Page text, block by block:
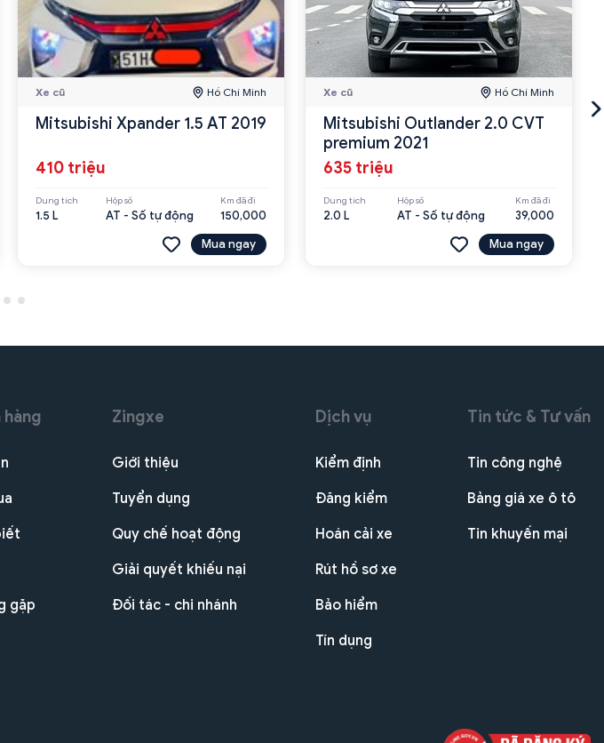
Xe cũ Hồ Chí Minh
Mitsubishi Xpander 1.5 AT 2019
410 triệu
Dung tích
1.5 L
Hộp số
AT - Số tự động
Km đã đi
150,000
Mua ngay
Xe cũ Hồ Chí Minh
Mitsubishi Outlander 2.0 CVT
premium 2021
635 triệu
Dung tích
2.0 L
Hộp số
AT - Số tự động
Km đã đi
39,000
Mua ngay
gặp
Zingxe
Giới thiệu
Tuyển dụng
Quy chế hoạt động
Giải quyết khiếu nại
Đối tác - chi nhánh
Dịch vụ
Kiểm định
Đăng kiểm
Hoán cải xe
Rút hồ sơ xe
Bảo hiểm
Tín dụng
Tin tức & Tư vấn
Tin công nghệ
Bảng giá xe ô tô
Tin khuyến mại